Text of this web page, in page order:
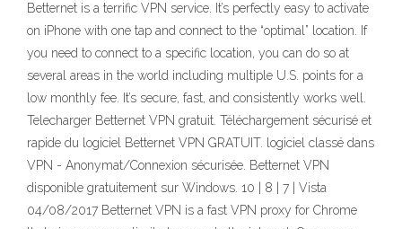
Betternet is a terrific VPN service. It’s perfectly easy to activate
on iPhone with one tap and connect to the “optimal” location. If
you need to connect to a specific location, you can do so at
several areas in the world including multiple U.S. points for a
low monthly fee. It’s secure, fast, and consistently works well.
Telecharger Betternet VPN gratuit. Téléchargement sécurisé et
rapide du logiciel Betternet VPN GRATUIT. logiciel classé dans
VPN - Anonymat/Connexion sécurisée. Betternet VPN
disponible gratuitement sur Windows. 10 | 8 | 7 | Vista
04/08/2017 Betternet VPN is a fast VPN proxy for Chrome